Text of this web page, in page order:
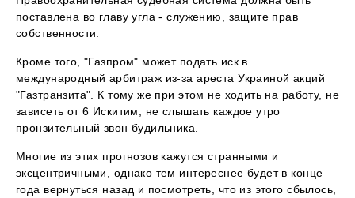
поставлена во главу угла - служению, защите прав
собственности.
Кроме того, "Газпром" может подать иск в
международный арбитраж из-за ареста Украиной акций
"Газтранзита". К тому же при этом не ходить на работу, не
зависеть от 6 Искитим, не слышать каждое утро
пронзительный звон будильника.
Многие из этих прогнозов кажутся странными и
эксцентричными, однако тем интереснее будет в конце
года вернуться назад и посмотреть, что из этого сбылось,